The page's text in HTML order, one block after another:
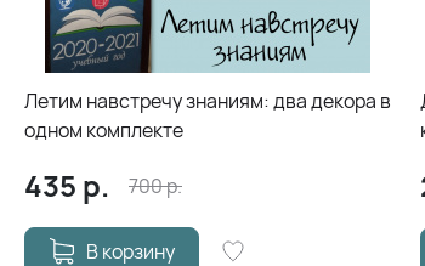
Летим навстречу знаниям: два декора в
одном комплекте
435 р. 700р.
В корзину